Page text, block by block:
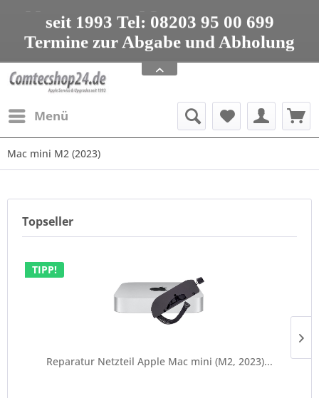
seit 1993 Tel: 08203 95 00 699
Termine zur Abgabe und Abholung
nur nach Vereinbarung
Apple Service, Upgrades und Zubehör
seit 1993 Tel: 08203 95 00 699
Menü
Mac mini M2 (2023)
Topseller
TIPP!
Reparatur Netzteil Apple Mac mini (M2, 2023)...